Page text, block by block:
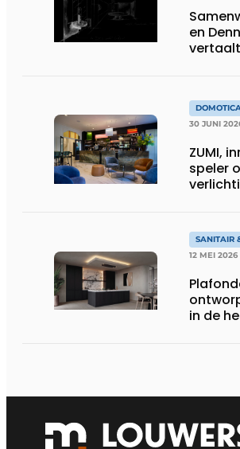
en
vertaalt
30 JUNI
ZUMI,
speler
SANITAIR
12 MEI 2026
in de